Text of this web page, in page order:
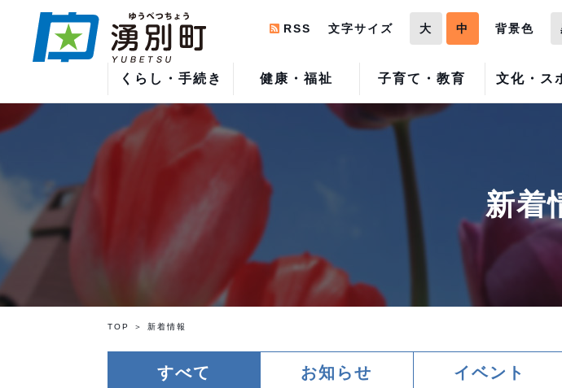
くらし・手続き 健康・福祉 子育て・教育 文化・ス
RSS 文字サイズ 大 中 背景色
新着
TOP 新着情報
すべて お知らせ イベント